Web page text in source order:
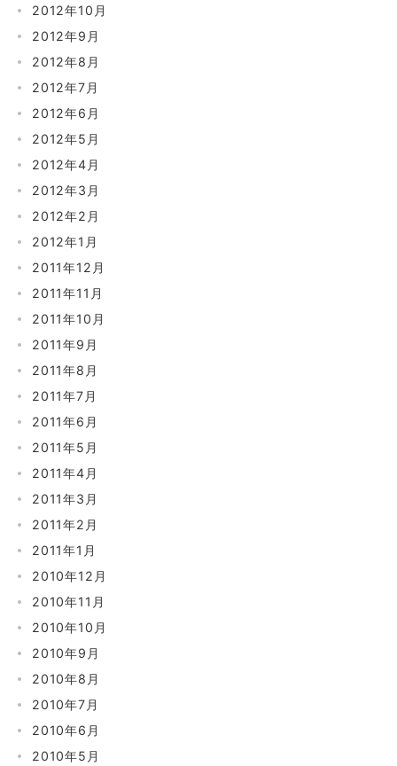
2012年10月
2012年9月
2012年8月
2012年7月
2012年6月
2012年5月
2012年4月
2012年3月
2012年2月
2012年1月
2011年12月
2011年11月
2011年10月
2011年9月
2011年8月
2011年7月
2011年6月
2011年5月
2011年4月
2011年3月
2011年2月
2011年1月
2010年12月
2010年11月
2010年10月
2010年9月
2010年8月
2010年7月
2010年6月
2010年5月